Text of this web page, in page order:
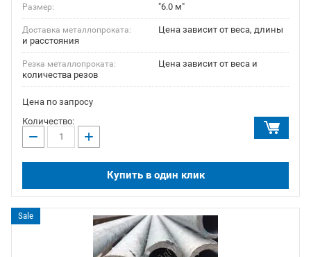
Размер: "6.0 м"
Доставка металлопроката:
Цена зависит от веса, длины
и расстояния
Резка металлопроката:
Цена зависит от веса и
количества резов
Цена по запросу
Количество:
− +
Купить в один клик
Sale